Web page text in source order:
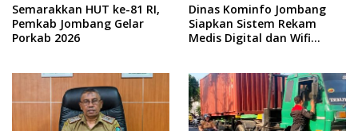
Semarakkan HUT ke-81 RI,
Pemkab Jombang Gelar
Porkab 2026
Dinas Kominfo Jombang
Siapkan Sistem Rekam
Medis Digital dan Wifi